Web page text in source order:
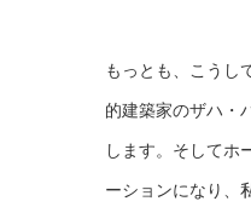
もっとも、こうし
的建築家のザハ・
します。そしてホ
ーションになり、